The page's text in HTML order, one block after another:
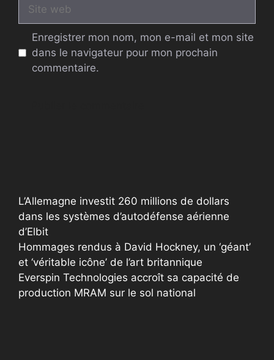
Enregistrer mon nom, mon e-mail et mon site
dans le navigateur pour mon prochain
commentaire.
r
n
a
t
v
:
L’Allemagne investit 260 millions de dollars
dans les systèmes d’autodéfense aérienne
d’Elbit
Hommages rendus à David Hockney, un ‘géant’
et ‘véritable icône’ de l’art britannique
Everspin Technologies accroît sa capacité de
production MRAM sur le sol national